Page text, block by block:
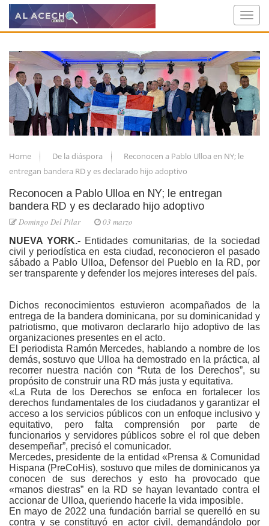
Home De la diáspora
Reconocen a Pablo Ulloa en NY; le
entregan bandera RD y es declarado hijo adoptivo
Reconocen a Pablo Ulloa en NY; le entregan
bandera RD y es declarado hijo adoptivo
Domingo Del Pilar 03 marzo
NUEVA YORK.- Entidades comunitarias, de la sociedad
civil y periodística en esta ciudad, reconocieron el pasado
sábado a Pablo Ulloa, Defensor del Pueblo en la RD, por
ser transparente y defender los mejores intereses del país.
Dichos reconocimientos estuvieron acompañados de la
entrega de la bandera dominicana, por su dominicanidad y
patriotismo, que motivaron declararlo hijo adoptivo de las
organizaciones presentes en el acto.
El periodista Ramón Mercedes, hablando a nombre de los
demás, sostuvo que Ulloa ha demostrado en la práctica, al
recorrer nuestra nación con “Ruta de los Derechos”, su
propósito de construir una RD más justa y equitativa.
«La Ruta de los Derechos se enfoca en fortalecer los
derechos fundamentales de los ciudadanos y garantizar el
acceso a los servicios públicos con un enfoque inclusivo y
equitativo, pero falta comprensión por parte de
funcionarios y servidores públicos sobre el rol que deben
desempeñar”, precisó el comunicador.
Mercedes, presidente de la entidad «Prensa & Comunidad
Hispana (PreCoHis), sostuvo que miles de dominicanos ya
conocen de sus derechos y esto ha provocado que
«manos diestras” en la RD se hayan levantado contra el
accionar de Ulloa, queriendo hacerle la vida imposible.
En mayo de 2022 una fundación barrial se querelló en su
contra y se constituyó en actor civil, demandándolo por